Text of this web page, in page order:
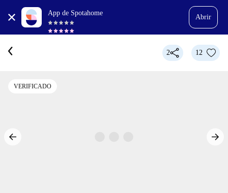
App de Spotahome
Abrir
2 12
VERIFICADO